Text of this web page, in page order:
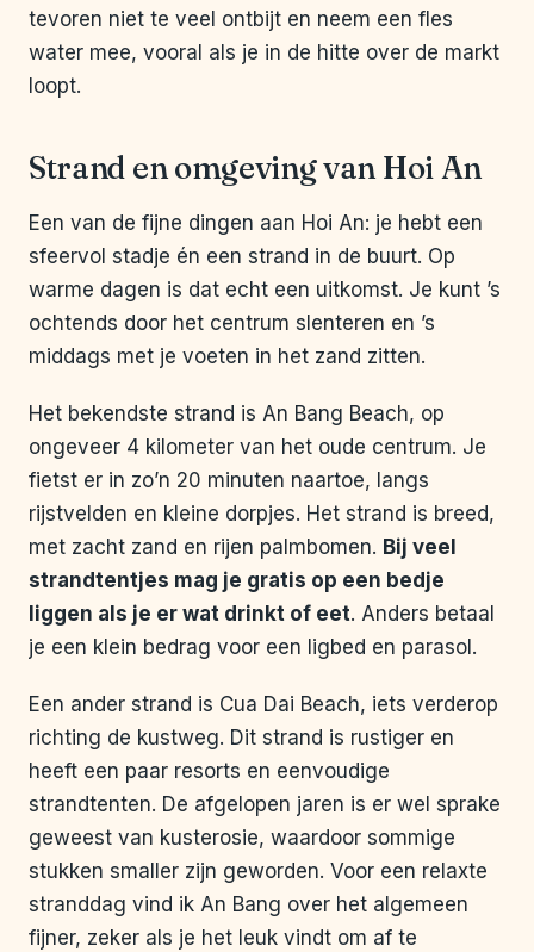
tevoren niet te veel ontbijt en neem een fles
water mee, vooral als je in de hitte over de markt
loopt.
Strand en omgeving van Hoi An
Een van de fijne dingen aan Hoi An: je hebt een
sfeervol stadje én een strand in de buurt. Op
warme dagen is dat echt een uitkomst. Je kunt ’s
ochtends door het centrum slenteren en ’s
middags met je voeten in het zand zitten.
Het bekendste strand is An Bang Beach, op
ongeveer 4 kilometer van het oude centrum. Je
fietst er in zo’n 20 minuten naartoe, langs
rijstvelden en kleine dorpjes. Het strand is breed,
met zacht zand en rijen palmbomen. Bij veel
strandtentjes mag je gratis op een bedje
liggen als je er wat drinkt of eet. Anders betaal
je een klein bedrag voor een ligbed en parasol.
Een ander strand is Cua Dai Beach, iets verderop
richting de kustweg. Dit strand is rustiger en
heeft een paar resorts en eenvoudige
strandtenten. De afgelopen jaren is er wel sprake
geweest van kusterosie, waardoor sommige
stukken smaller zijn geworden. Voor een relaxte
stranddag vind ik An Bang over het algemeen
fijner, zeker als je het leuk vindt om af te